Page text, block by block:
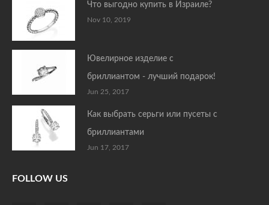
Что выгодно купить в Израиле?
Nov 10, 2019
Ювелирное изделие с
бриллиантом - лучший подарок!
Jun 25, 2017
Как выбрать серьги или пусеты с
бриллиантами
Jun 17, 2017
FOLLOW US